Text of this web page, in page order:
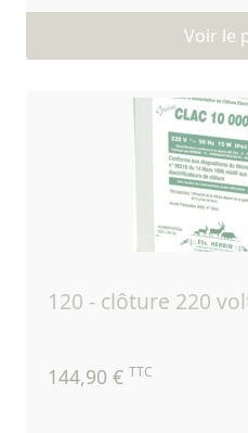
Voir le
120 - clôture 220
144,90 € TTC